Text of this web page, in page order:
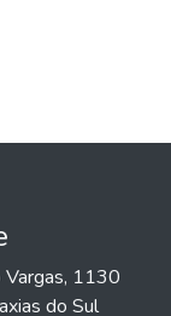
Vargas, 1130
do Sul